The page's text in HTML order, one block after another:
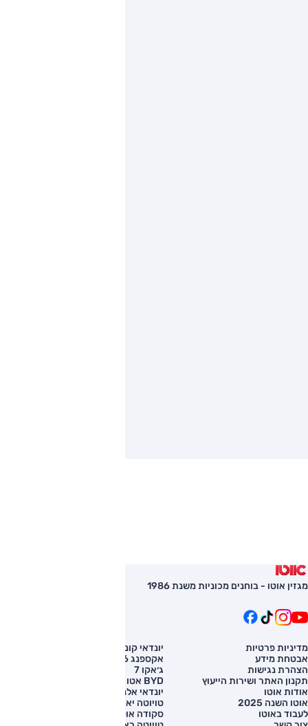
מגזין אוטו - בוחנים מכוניות משנת 1986
מדיניות פרטיות
אבטחת מידע
הצהרת נגישות
תקנון האתר ושירות הייעוץ
אודות אוטו
אוטו השנה 2025
לעבוד באוטו
יונדאי קונה
אקספנג G6
ג׳אקו 7
BYD אטו 3
יונדאי אלנטרה
טויוטה יאריס קרוס
סקודה אוקטביה